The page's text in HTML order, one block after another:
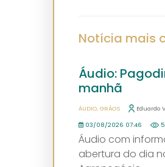
Notícia mais
Áudio:
manhã
ÁUDIO GRÃOS Eduardo
03/08/2026 07:46
Áudio com
abertura do dia